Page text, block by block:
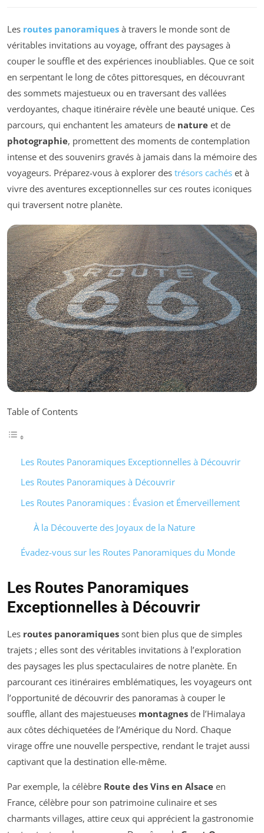
Les routes panoramiques à travers le monde sont de
véritables invitations au voyage, offrant des paysages à
couper le souffle et des expériences inoubliables. Que ce soit
en serpentant le long de côtes pittoresques, en découvrant
des sommets majestueux ou en traversant des vallées
verdoyantes, chaque itinéraire révèle une beauté unique. Ces
parcours, qui enchantent les amateurs de nature et de
photographie, promettent des moments de contemplation
intense et des souvenirs gravés à jamais dans la mémoire des
voyageurs. Préparez-vous à explorer des trésors cachés et à
vivre des aventures exceptionnelles sur ces routes iconiques
qui traversent notre planète.
Table of Contents
Les Routes Panoramiques Exceptionnelles à Découvrir
Les Routes Panoramiques à Découvrir
Les Routes Panoramiques : Évasion et Émerveillement
À la Découverte des Joyaux de la Nature
Évadez-vous sur les Routes Panoramiques du Monde
Les Routes Panoramiques
Exceptionnelles à Découvrir
Les routes panoramiques sont bien plus que de simples
trajets ; elles sont des véritables invitations à l’exploration
des paysages les plus spectaculaires de notre planète. En
parcourant ces itinéraires emblématiques, les voyageurs ont
l’opportunité de découvrir des panoramas à couper le
souffle, allant des majestueuses montagnes de l’Himalaya
aux côtes déchiquetées de l’Amérique du Nord. Chaque
virage offre une nouvelle perspective, rendant le trajet aussi
captivant que la destination elle-même.
Par exemple, la célèbre Route des Vins en Alsace en
France, célèbre pour son patrimoine culinaire et ses
charmants villages, attire ceux qui apprécient la gastronomie